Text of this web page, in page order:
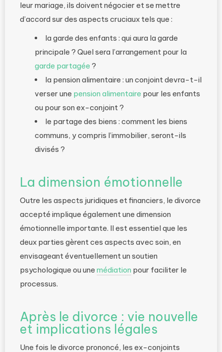
leur mariage, ils doivent négocier et se mettre
d’accord sur des aspects cruciaux tels que :
la garde des enfants : qui aura la garde
principale ? Quel sera l’arrangement pour la
garde partagée ?
la pension alimentaire : un conjoint devra-t-il
verser une pension alimentaire pour les enfants
ou pour son ex-conjoint ?
le partage des biens : comment les biens
communs, y compris l’immobilier, seront-ils
divisés ?
La dimension émotionnelle
Outre les aspects juridiques et financiers, le divorce
accepté implique également une dimension
émotionnelle importante. Il est essentiel que les
deux parties gèrent ces aspects avec soin, en
envisageant éventuellement un soutien
psychologique ou une médiation pour faciliter le
processus.
Après le divorce : vie nouvelle
et implications légales
Une fois le divorce prononcé, les ex-conjoints